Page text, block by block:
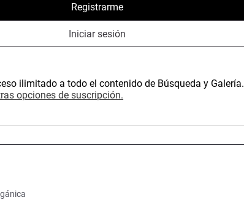
Registrarme
Iniciar sesión
ilimitado a todo el contenido de Búsqueda y Galería.
opciones de suscripción.